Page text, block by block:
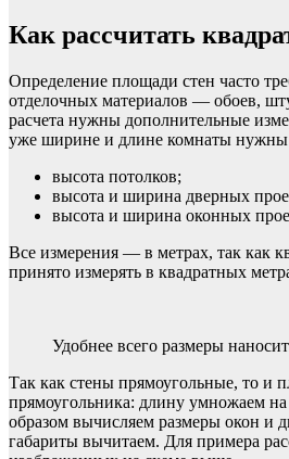
Как рассчитать
Определение площади стен часто
отделочных материалов — обоев,
расчета нужны дополнительные
уже ширине и длине комнаты нужны
высота потолков;
высота и ширина дверных
высота и ширина оконных
Все измерения — в метрах, так как
принято измерять в квадратных
Удобнее всего размеры
Так как стены прямоугольные, то и
прямоугольника: длину умножаем
образом вычисляем размеры окон и
габариты вычитаем. Для примера